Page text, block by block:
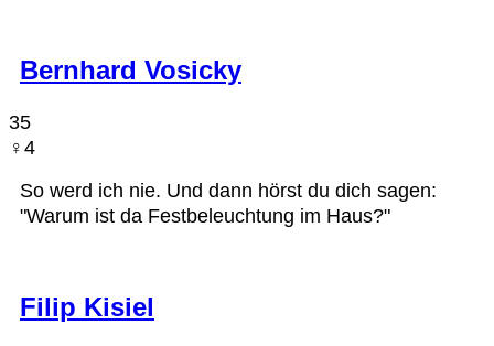
Bernhard Vosicky
35
♀︎4
So werd ich nie. Und dann hörst du dich sagen:
"Warum ist da Festbeleuchtung im Haus?"
Filip Kisiel